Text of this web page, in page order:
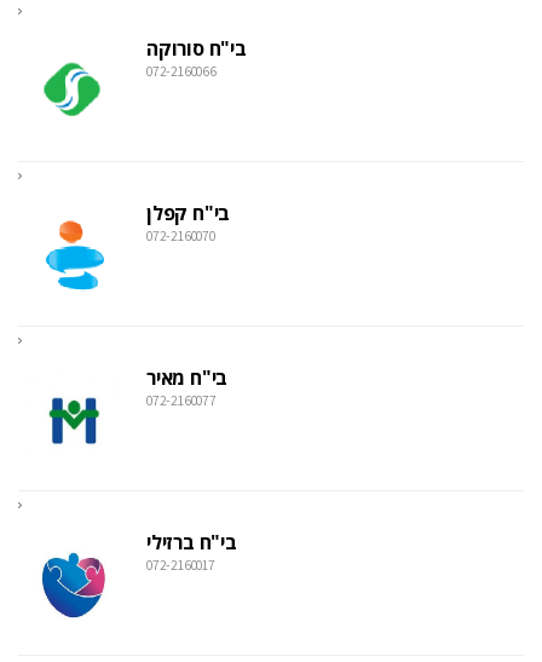
בי"ח סורוקה
072-2160066
בי"ח קפלן
072-2160070
בי"ח מאיר
072-2160077
בי"ח ברזילי
072-2160017